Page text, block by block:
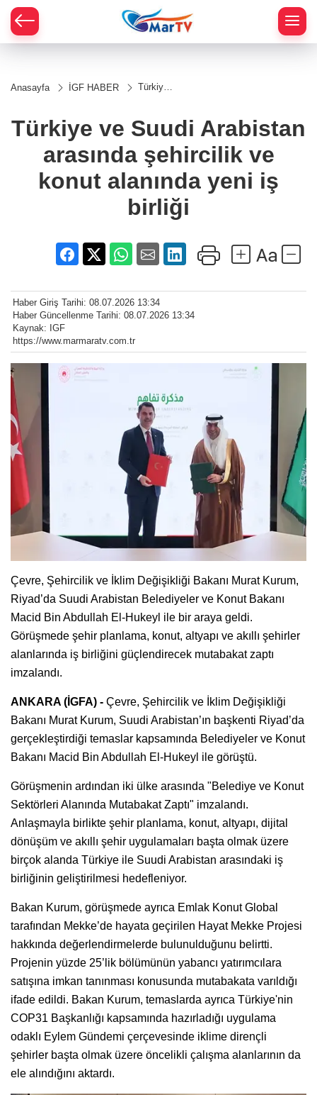
Anasayfa İGF HABER
Türkiye
arasında
şehircilik
alanında
yeni iş
Türkiye ve Suudi Arabistan
arasında şehircilik ve
konut alanında yeni iş
birliği
Haber Giriş Tarihi: 08.07.2026 13:34
Haber Güncellenme Tarihi: 08.07.2026 13:34
Kaynak: IGF
https://www.marmaratv.com.tr
Çevre, Şehircilik ve İklim Değişikliği Bakanı Murat Kurum,
Riyad’da Suudi Arabistan Belediyeler ve Konut Bakanı
Macid Bin Abdullah El-Hukeyl ile bir araya geldi.
Görüşmede şehir planlama, konut, altyapı ve akıllı şehirler
alanlarında iş birliğini güçlendirecek mutabakat zaptı
imzalandı.
ANKARA (İGFA) - Çevre, Şehircilik ve İklim Değişikliği
Bakanı Murat Kurum, Suudi Arabistan’ın başkenti Riyad’da
gerçekleştirdiği temaslar kapsamında Belediyeler ve Konut
Bakanı Macid Bin Abdullah El-Hukeyl ile görüştü.
Görüşmenin ardından iki ülke arasında "Belediye ve Konut
Sektörleri Alanında Mutabakat Zaptı" imzalandı.
Anlaşmayla birlikte şehir planlama, konut, altyapı, dijital
dönüşüm ve akıllı şehir uygulamaları başta olmak üzere
birçok alanda Türkiye ile Suudi Arabistan arasındaki iş
birliğinin geliştirilmesi hedefleniyor.
Bakan Kurum, görüşmede ayrıca Emlak Konut Global
tarafından Mekke’de hayata geçirilen Hayat Mekke Projesi
hakkında değerlendirmelerde bulunulduğunu belirtti.
Projenin yüzde 25’lik bölümünün yabancı yatırımcılara
satışına imkan tanınması konusunda mutabakata varıldığı
ifade edildi. Bakan Kurum, temaslarda ayrıca Türkiye'nin
COP31 Başkanlığı kapsamında hazırladığı uygulama
odaklı Eylem Gündemi çerçevesinde iklime dirençli
şehirler başta olmak üzere öncelikli çalışma alanlarının da
ele alındığını aktardı.